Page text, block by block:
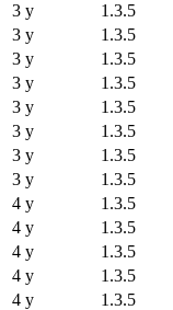
3 y
1.3.5
3 y
1.3.5
3 y
1.3.5
3 y
1.3.5
3 y
1.3.5
3 y
1.3.5
3 y
1.3.5
3 y
1.3.5
4 y
1.3.5
4 y
1.3.5
4 y
1.3.5
4 y
1.3.5
4 y
1.3.5